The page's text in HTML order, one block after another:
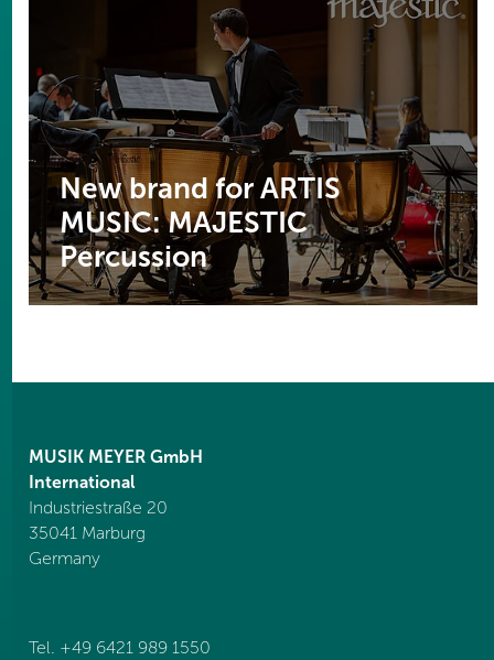
New brand for ARTIS
MUSIC: MAJESTIC
Percussion
MUSIK MEYER GmbH
International
Industriestraße 20
35041 Marburg
Germany
Tel. +49 6421 989 1550